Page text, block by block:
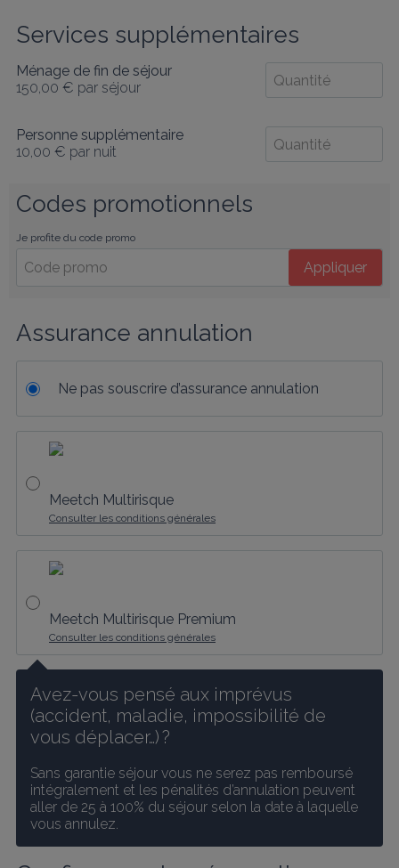
Services supplémentaires
Ménage de fin de séjour
150,00 € par séjour
Personne supplémentaire
10,00 € par nuit
Codes promotionnels
Je profite du code promo
Appliquer
Assurance annulation
Ne pas souscrire d’assurance annulation
Meetch Multirisque
Consulter les conditions générales
Meetch Multirisque Premium
Consulter les conditions générales
Avez-vous pensé aux imprévus
(accident, maladie, impossibilité de
vous déplacer…) ?
Sans garantie séjour vous ne serez pas remboursé
intégralement et les pénalités d’annulation peuvent
aller de 25 à 100% du séjour selon la date à laquelle
vous annulez.